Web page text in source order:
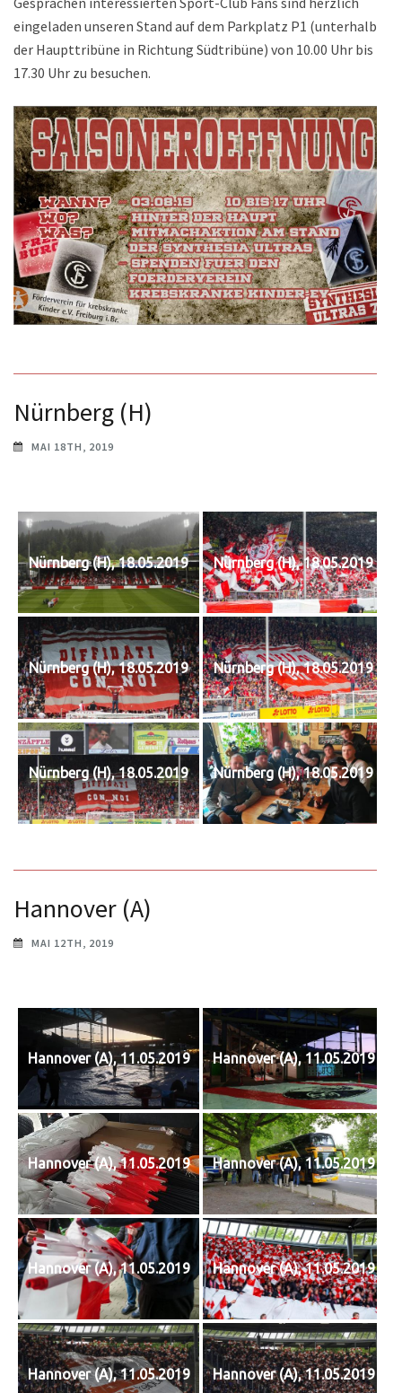
eingeladen unseren Stand auf dem Parkplatz P1 (unterhalb
der Haupttribüne in Richtung Südtribüne) von 10.00 Uhr bis
17.30 Uhr zu besuchen.
Nürnberg (H)
MAI 18TH, 2019
Nürnberg (H), 18.05.2019 Nürnberg (H), 18.05.2019
Nürnberg (H), 18.05.2019 Nürnberg (H), 18.05.2019
Nürnberg (H), 18.05.2019 Nürnberg (H), 18.05.2019
Hannover (A)
MAI 12TH, 2019
Hannover (A), 11.05.2019 Hannover (A), 11.05.2019
Hannover (A), 11.05.2019 Hannover (A), 11.05.2019
Hannover (A), 11.05.2019 Hannover (A), 11.05.2019
Hannover (A), 11.05.2019 Hannover (A), 11.05.2019